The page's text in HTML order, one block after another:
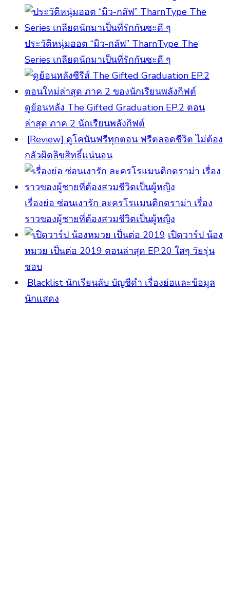
ประวัติหนุ่มฮอต “มิว-กลัฟ” TharnType The
Series เกลียดนักมาเป็นที่รักกันซะดี ๆ
ดูย้อนหลัง The Gifted Graduation EP.2 ตอน
ล่าสุด ภาค 2 นักเรียนพลังกิฟต์
[Review] ดูโคนันฟรีทุกตอน ฟรีตลอดชีวิต ไม่ต้อง
กลัวผิดลิขสิทธิ์แน่นอน
เรื่องย่อ ซ่อนเงารัก ละครโรแมนติกดราม่า เรื่อง
ราวของผู้ชายที่ต้องสวมชีวิตเป็นผู้หญิง
เปิดวาร์ป น้อง
หมวย เป็นต่อ 2019 ตอนล่าสุด EP.20 ใสๆ วัยรุ่น
ชอบ
Blacklist นักเรียนลับ บัญชีดำ เรื่องย่อและข้อมูล
นักแสดง